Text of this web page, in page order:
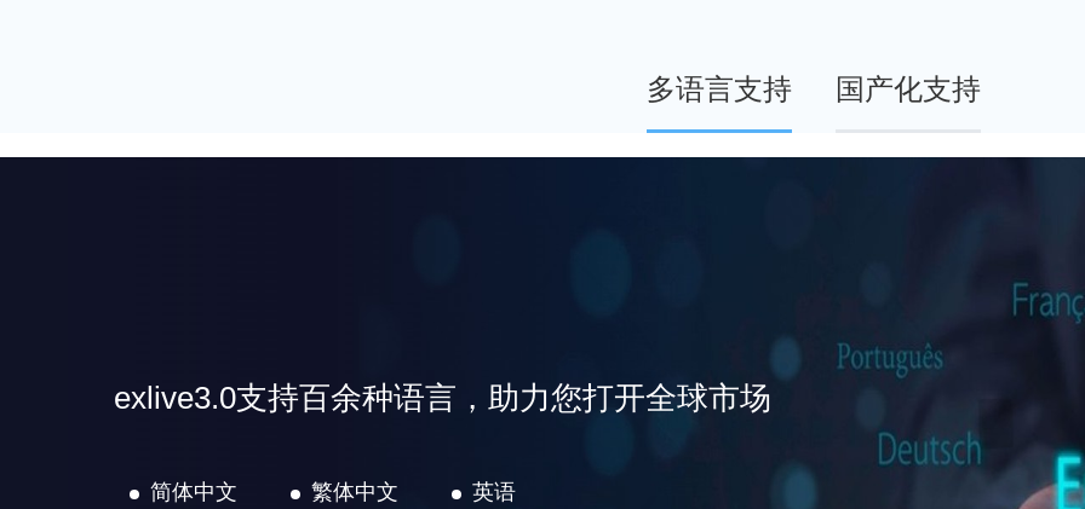
多语言支持 国产化支持
exlive3.0支持百余种语言，助力您打开全球市场
简体中文 繁体中文 英语